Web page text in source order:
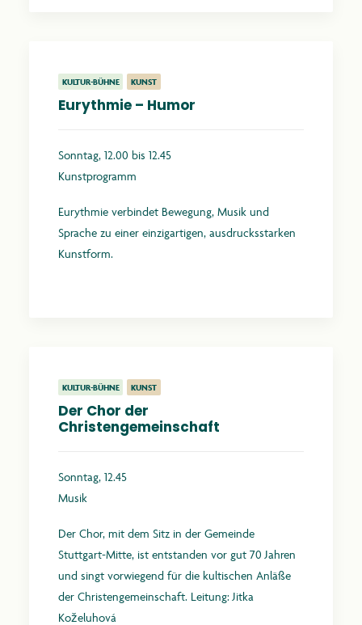
KULTUR-BÜHNE KUNST
Eurythmie – Humor
Sonntag, 12.00 bis 12.45
Kunstprogramm
Eurythmie verbindet Bewegung, Musik und
Sprache zu einer einzigartigen, ausdrucksstarken
Kunstform.
KULTUR-BÜHNE KUNST
Der Chor der
Christengemeinschaft
Sonntag, 12.45
Musik
Der Chor, mit dem Sitz in der Gemeinde
Stuttgart-Mitte, ist entstanden vor gut 70 Jahren
und singt vorwiegend für die kultischen Anläße
der Christengemeinschaft. Leitung: Jitka
Koželuhová